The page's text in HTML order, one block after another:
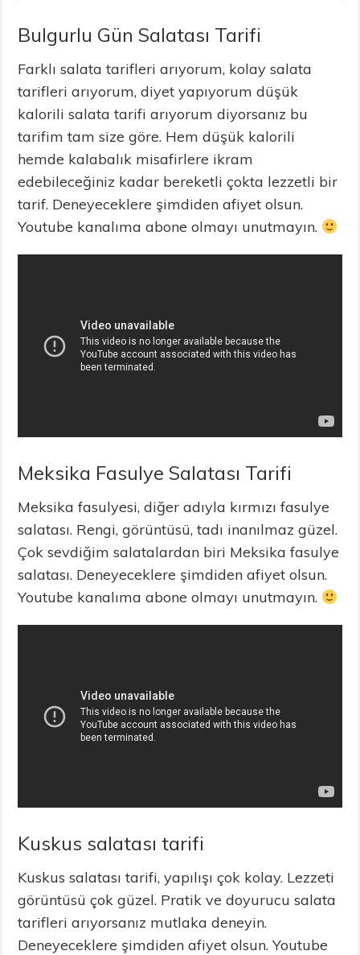
Bulgurlu Gün Salatası Tarifi
Farklı salata tarifleri arıyorum, kolay salata
tarifleri arıyorum, diyet yapıyorum düşük
kalorili salata tarifi arıyorum diyorsanız bu
tarifim tam size göre. Hem düşük kalorili
hemde kalabalık misafirlere ikram
edebileceğiniz kadar bereketli çokta lezzetli bir
tarif. Deneyeceklere şimdiden afiyet olsun.
Youtube kanalıma abone olmayı unutmayın.
Meksika Fasulye Salatası Tarifi
Meksika fasulyesi, diğer adıyla kırmızı fasulye
salatası. Rengi, görüntüsü, tadı inanılmaz güzel.
Çok sevdiğim salatalardan biri Meksika fasulye
salatası. Deneyeceklere şimdiden afiyet olsun.
Youtube kanalıma abone olmayı unutmayın.
Kuskus salatası tarifi
Kuskus salatası tarifi, yapılışı çok kolay. Lezzeti
görüntüsü çok güzel. Pratik ve doyurucu salata
tarifleri arıyorsanız mutlaka deneyin.
Deneyeceklere şimdiden afiyet olsun. Youtube